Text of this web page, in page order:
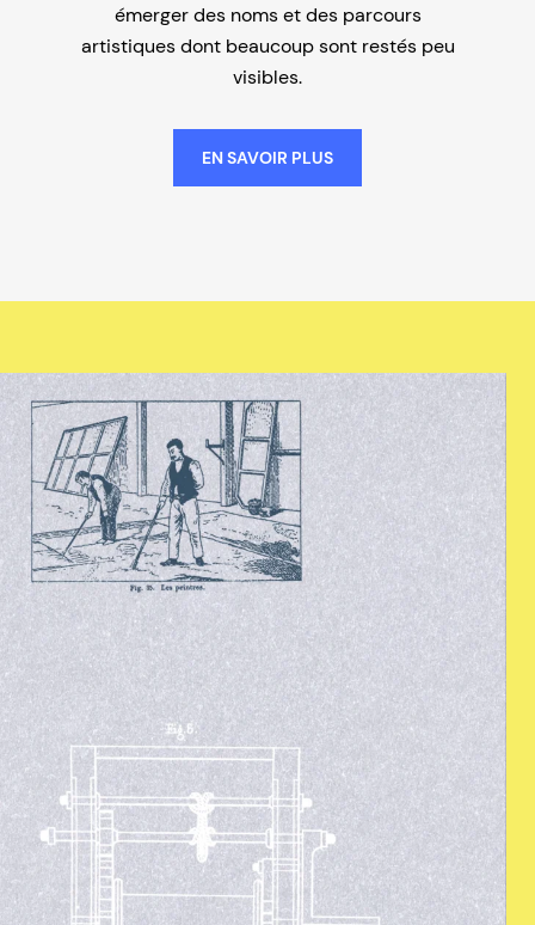
émerger des noms et des parcours
artistiques dont beaucoup sont restés peu
visibles.
EN SAVOIR PLUS